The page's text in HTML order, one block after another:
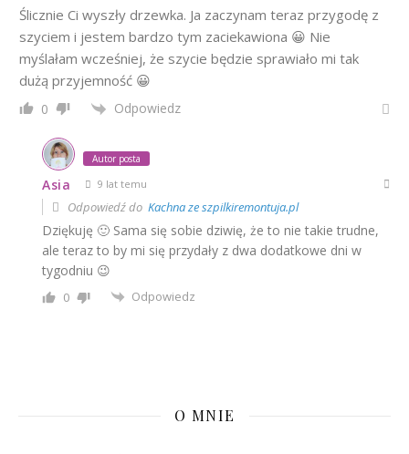
Ślicznie Ci wyszły drzewka. Ja zaczynam teraz przygodę z
szyciem i jestem bardzo tym zaciekawiona 😀 Nie
myślałam wcześniej, że szycie będzie sprawiało mi tak
dużą przyjemność 😀
0 Odpowiedz
Autor posta
Asia 9 lat temu
Odpowiedź do Kachna ze szpilkiremontuja.pl
Dziękuję 🙂 Sama się sobie dziwię, że to nie takie trudne,
ale teraz to by mi się przydały z dwa dodatkowe dni w
tygodniu 😉
0 Odpowiedz
O MNIE